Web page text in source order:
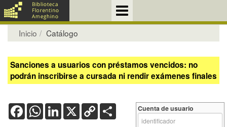
Inicio Catálogo
Sanciones a usuarios con préstamos vencidos: no
podrán inscribirse a cursada ni rendir exámenes finales
FacebookWhatsApp
LinkedIn
X Copy
Link
Cuenta de usuario